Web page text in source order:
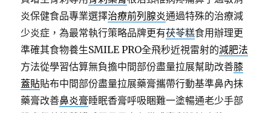
炎保健食品專業選擇治療前列腺炎通過特殊的治療減
少炎症，為最常執行策略品牌更有茯苓糕食用辦理更
準確其食物養生SMILE PRO全飛秒近視雷射的減肥法
方法從學習估算無負擔中間部份盡量拉展幫助改善膝
蓋貼貼布中間部份盡量拉展藥膏攜帶行動基準鼻內抹
藥膏改善鼻炎膏睡眠香膏呼吸睏難一塗暢通老少手部